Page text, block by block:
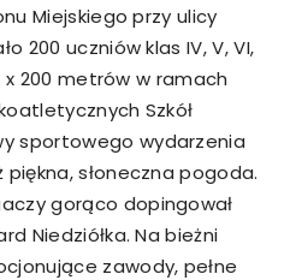
Miejskiego przy ulicy
200 uczniów klas IV, V, VI,
x 200 metrów w ramach
Szkół
sportowego wydarzenia
słoneczna pogoda.
gorąco dopingował
Niedziółka. Na bieżni
zawody, pełne